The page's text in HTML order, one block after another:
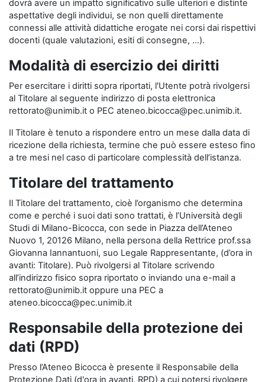
dovrà avere un impatto significativo sulle ulteriori e distinte
aspettative degli individui, se non quelli direttamente
connessi alle attività didattiche erogate nei corsi dai rispettivi
docenti (quale valutazioni, esiti di consegne, …).
Modalità di esercizio dei diritti
Per esercitare i diritti sopra riportati, l'Utente potrà rivolgersi
al Titolare al seguente indirizzo di posta elettronica
rettorato@unimib.it o PEC ateneo.bicocca@pec.unimib.it.
Il Titolare è tenuto a rispondere entro un mese dalla data di
ricezione della richiesta, termine che può essere esteso fino
a tre mesi nel caso di particolare complessità dell’istanza.
Titolare del trattamento
Il Titolare del trattamento, cioè l’organismo che determina
come e perché i suoi dati sono trattati, è l’Università degli
Studi di Milano-Bicocca, con sede in Piazza dell’Ateneo
Nuovo 1, 20126 Milano, nella persona della Rettrice prof.ssa
Giovanna Iannantuoni, suo Legale Rappresentante, (d’ora in
avanti: Titolare). Può rivolgersi al Titolare scrivendo
all’indirizzo fisico sopra riportato o inviando una e-mail a
rettorato@unimib.it oppure una PEC a
ateneo.bicocca@pec.unimib.it
Responsabile della protezione dei
dati (RPD)
Presso l’Ateneo Bicocca è presente il Responsabile della
Protezione Dati (d'ora in avanti, RPD) a cui potersi rivolgere